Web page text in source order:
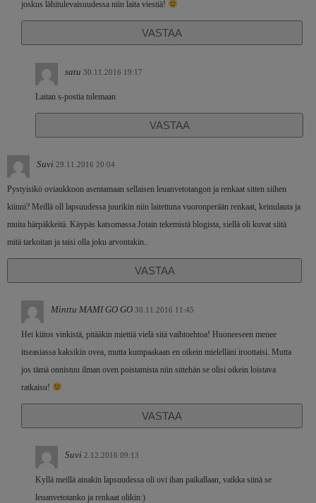
joskus lähitulevaisuudessa niin laita viestiä!
VASTAA
satu 30.11.2016 19:17
Laitan s-postia tulemaan
VASTAA
Suvi 29.11.2016 20:04
Pystyisikö oviaukkoon asentamaan sellaisen leuanvetotangon ja renkaat sitten siihen
kiinni? Meillä oll lapsuudessa juurikin niin laitettuna vuoronperään renkaat, keinulauta ja
muita härpäkkeitä. Käypäs katsomassa Jotain tekemistä blogista, siellä oli kuvat siitä
mitä tarkoitan ja taisi olla joku arvontakin..
VASTAA
Minttu MAMI GO GO 30.11.2016 11:45
Hei kiitos vinkistä, pitääkin miettiä vielä sitä vaihtoehtoa! Huoneeseen menee
itseasiassa kaksikin ovea, mutta kumpaakaan en oikein mielelläni iroottaisi. Mutta
jos tämä onnistuu ilman oven poistamista niin sittehän se olisi oikein loistava
ratkaisu!
VASTAA
Suvi 2.12.2016 09:13
Kyllä meillä ainakin lapsuudessa oli ovi ihan paikallaan, vaikka siinä se
leuanvetotanko ja renkaat olikin:)